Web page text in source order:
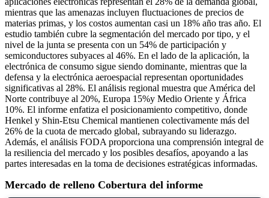
mientras que las amenazas incluyen fluctuaciones de precios de
materias primas, y los costos aumentan casi un 18% año tras año. El
estudio también cubre la segmentación del mercado por tipo, y el
nivel de la junta se presenta con un 54% de participación y
semiconductores subyaces al 46%. En el lado de la aplicación, la
electrónica de consumo sigue siendo dominante, mientras que la
defensa y la electrónica aeroespacial representan oportunidades
significativas al 28%. El análisis regional muestra que América del
Norte contribuye al 20%, Europa 15%y Medio Oriente y África
10%. El informe enfatiza el posicionamiento competitivo, donde
Henkel y Shin-Etsu Chemical mantienen colectivamente más del
26% de la cuota de mercado global, subrayando su liderazgo.
Además, el análisis FODA proporciona una comprensión integral de
la resiliencia del mercado y los posibles desafíos, apoyando a las
partes interesadas en la toma de decisiones estratégicas informadas.
Mercado de relleno Cobertura del informe